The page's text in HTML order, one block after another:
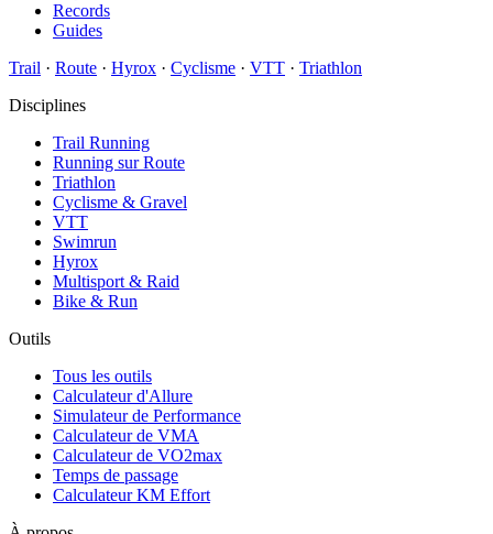
Records
Guides
Trail · Route · Hyrox · Cyclisme · VTT · Triathlon
Disciplines
Trail Running
Running sur Route
Triathlon
Cyclisme & Gravel
VTT
Swimrun
Hyrox
Multisport & Raid
Bike & Run
Outils
Tous les outils
Calculateur d'Allure
Simulateur de Performance
Calculateur de VMA
Calculateur de VO2max
Temps de passage
Calculateur KM Effort